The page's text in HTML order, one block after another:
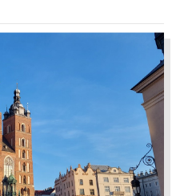
"wielki", což znamená